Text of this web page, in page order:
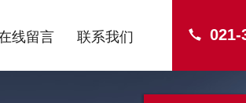
021-
线留言 联系我们